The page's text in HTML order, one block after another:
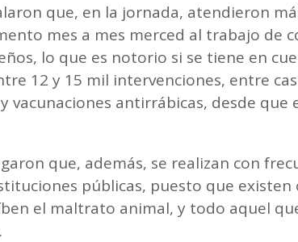
que, en la jornada, atendieron
mes a mes merced al trabajo de
lo que es notorio si se tiene en
12 y 15 mil intervenciones, entre
vacunaciones antirrábicas, desde que
que, además, se realizan con
públicas, puesto que existen
el maltrato animal, y todo aquel